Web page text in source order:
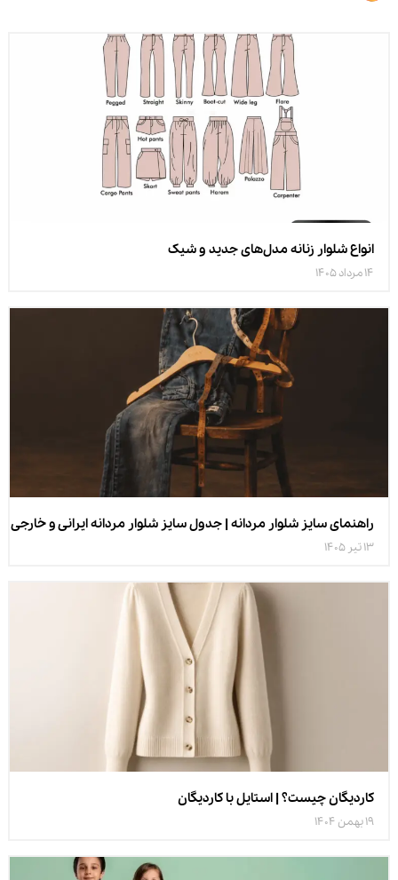
انواع شلوار زنانه مدل‌های جدید و شیک
14 مرداد 1405
راهنمای سایز شلوار مردانه | جدول سایز شلوار مردانه ایرانی و خارجی
13 تیر 1405
کاردیگان چیست؟ | استایل با کاردیگان
19 بهمن 1404